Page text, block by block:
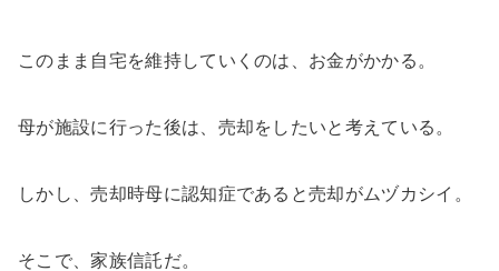
このまま自宅を維持していくのは、お金がかかる。
母が施設に行った後は、売却をしたいと考えている。
しかし、売却時母に認知症であると売却がムヅカシイ。
そこで、家族信託だ。